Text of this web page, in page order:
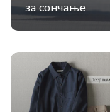
за сончање